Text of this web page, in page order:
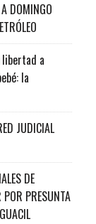
DOMINGO
libertad a
la
JUDICIAL
DE
POR PRESUNTA